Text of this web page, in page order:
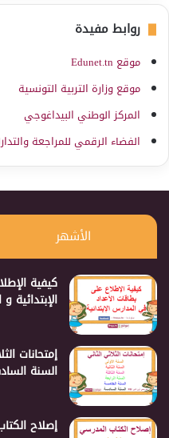
روابط مفيدة
موقع Edunet.tn
موقع وزارة التربية التونسية
المركز الوطني البيداغوجي
الفضاء الرقمي للمراجعة
الأشهر
كيفية
الإبتدائية
إمتحانات
السنة
إصلاح